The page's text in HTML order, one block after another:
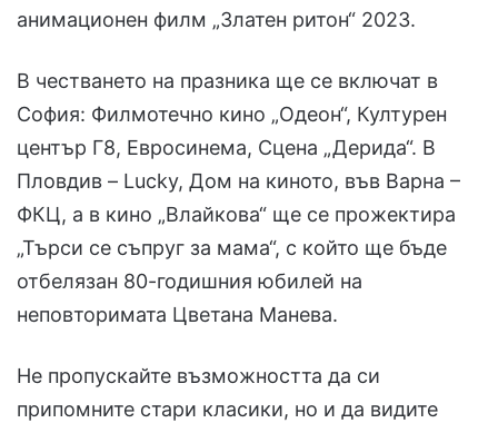
анимационен филм „Златен ритон“ 2023.
В честването на празника ще се включат в
София: Филмотечно кино „Одеон“, Културен
център Г8, Евросинема, Сцена „Дерида“. В
Пловдив – Lucky, Дом на киното, във Варна –
ФКЦ, а в кино „Влайкова“ ще се прожектира
„Търси се съпруг за мама“, с който ще бъде
отбелязан 80-годишния юбилей на
неповторимата Цветана Манева.
Не пропускайте възможността да си
припомните стари класики, но и да видите